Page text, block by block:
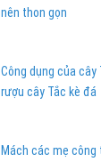
nên thon gọn
Công dụng của cây
rượu cây Tắc kè đá
Mách các mẹ